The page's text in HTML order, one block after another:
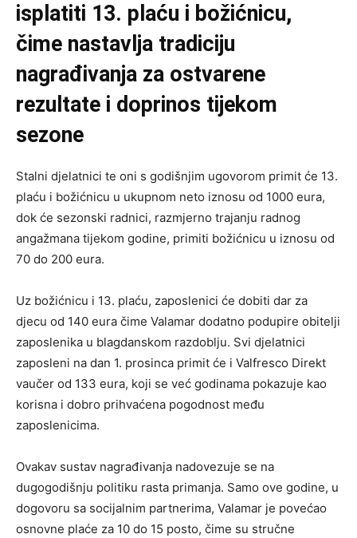
isplatiti 13. plaću i božićnicu,
čime nastavlja tradiciju
nagrađivanja za ostvarene
rezultate i doprinos tijekom
sezone
Stalni djelatnici te oni s godišnjim ugovorom primit će 13.
plaću i božićnicu u ukupnom neto iznosu od 1000 eura,
dok će sezonski radnici, razmjerno trajanju radnog
angažmana tijekom godine, primiti božićnicu u iznosu od
70 do 200 eura.
Uz božićnicu i 13. plaću, zaposlenici će dobiti dar za
djecu od 140 eura čime Valamar dodatno podupire obitelji
zaposlenika u blagdanskom razdoblju. Svi djelatnici
zaposleni na dan 1. prosinca primit će i Valfresco Direkt
vaučer od 133 eura, koji se već godinama pokazuje kao
korisna i dobro prihvaćena pogodnost među
zaposlenicima.
Ovakav sustav nagrađivanja nadovezuje se na
dugogodišnju politiku rasta primanja. Samo ove godine, u
dogovoru sa socijalnim partnerima, Valamar je povećao
osnovne plaće za 10 do 15 posto, čime su stručne